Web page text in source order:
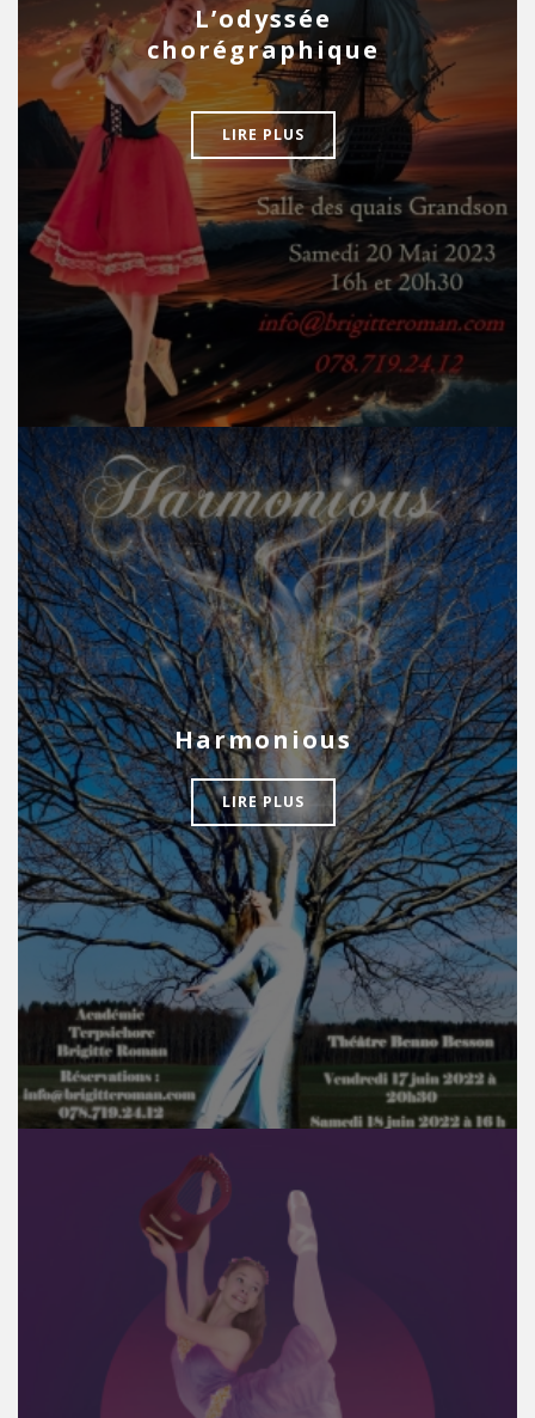
L’odyssée
chorégraphique
LIRE PLUS
Harmonious
LIRE PLUS